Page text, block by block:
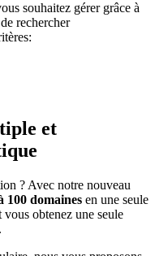
souhaitez gérer grâce à
rechercher
et
? Avec notre nouveau
100 domaines en une seule
obtenez une seule